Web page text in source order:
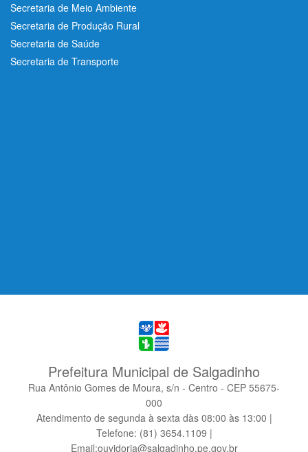
Secretaria de Meio Ambiente
Secretaria de Produção Rural
Secretaria de Saúde
Secretaria de Transporte
Prefeitura Municipal de Salgadinho
Rua Antônio Gomes de Moura, s/n - Centro - CEP 55675-
000
Atendimento de segunda à sexta dàs 08:00 às 13:00 |
Telefone: (81) 3654.1109 |
Email:ouvidoria@salgadinho.pe.gov.br